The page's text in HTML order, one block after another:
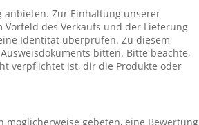
anbieten. Zur Einhaltung unserer
des Verkaufs und der Lieferung
Identität überprüfen. Zu diesem
bitten. Bitte beachte,
verpflichtet ist, dir die Produkte oder
gebeten, eine Bewertung